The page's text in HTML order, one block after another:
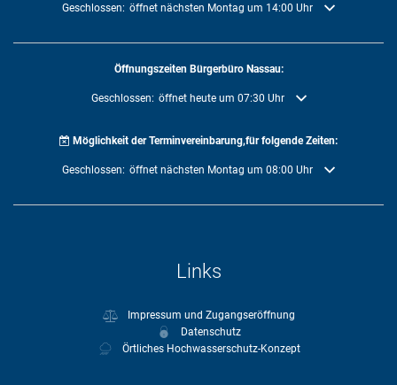
Klicken, um weitere Öffnungs- oder Schließzeiten auszublenden
Geschlossen: öffnet nächsten Montag um 14:00 Uhr
Öffnungszeiten Bürgerbüro Nassau:
Klicken, um weitere Öffnungs- oder Schließzeiten auszublenden
Geschlossen: öffnet heute um 07:30 Uhr
Möglichkeit der Terminvereinbarung,für folgende Zeiten:
Klicken, um weitere Öffnungs- oder Schließzeiten auszublenden
Geschlossen: öffnet nächsten Montag um 08:00 Uhr
Links
Impressum und Zugangseröffnung
Datenschutz
Örtliches Hochwasserschutz-Konzept